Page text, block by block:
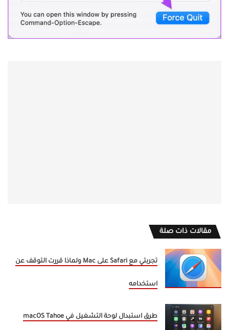
مقالات ذات صلة
تجربتي مع Safari على Mac ولماذا قررت التوقف عن
استخدامه
طرق استبدال لوحة التشغيل في macOS Tahoe